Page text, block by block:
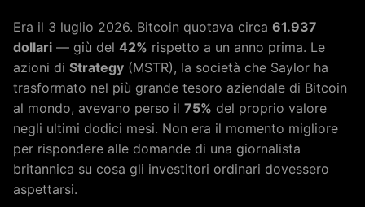
Era il 3 luglio 2026. Bitcoin quotava circa 61.937
dollari — giù del 42% rispetto a un anno prima. Le
azioni di Strategy (MSTR), la società che Saylor ha
trasformato nel più grande tesoro aziendale di Bitcoin
al mondo, avevano perso il 75% del proprio valore
negli ultimi dodici mesi. Non era il momento migliore
per rispondere alle domande di una giornalista
britannica su cosa gli investitori ordinari dovessero
aspettarsi.